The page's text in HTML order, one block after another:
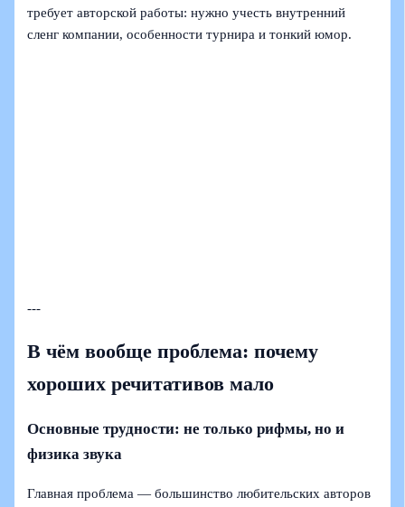
требует авторской работы: нужно учесть внутренний
сленг компании, особенности турнира и тонкий юмор.
---
В чём вообще проблема: почему
хороших речитативов мало
Основные трудности: не только рифмы, но и
физика звука
Главная проблема — большинство любительских авторов